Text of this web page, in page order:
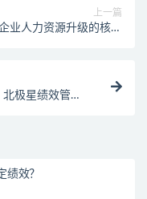
上一篇
业人力资源升级的核心
极星绩效管理
绩效？